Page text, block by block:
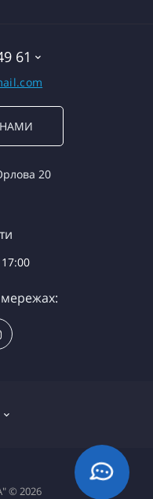
61
НАМИ
20
© 2026